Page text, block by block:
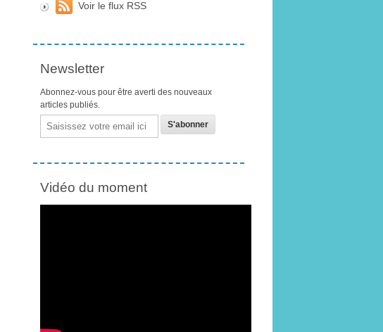
Voir le flux RSS
Newsletter
Abonnez-vous pour être averti des nouveaux
articles publiés.
Email
Vidéo du moment